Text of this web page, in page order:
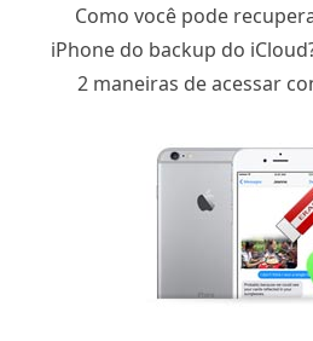
Como você pode
iPhone do backup do
2 maneiras de acessar